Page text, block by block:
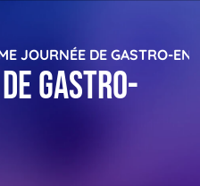
JOURNÉE DE GASTRO-
GASTRO-